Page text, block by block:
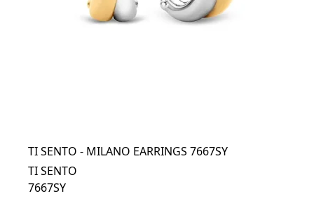
TI SENTO - MILANO EARRINGS 7667SY
TI SENTO
7667SY